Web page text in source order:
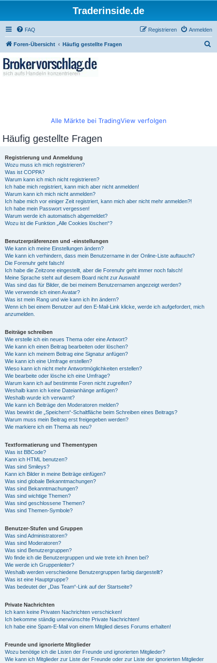
Traderinside.de
FAQ Anmelden
Registrieren
Foren-Übersicht Häufig gestellte Fragen
Alle Märkte bei TradingView verfolgen
Häufig gestellte Fragen
Registrierung und Anmeldung
Wozu muss ich mich registrieren?
Was ist COPPA?
Warum kann ich mich nicht registrieren?
Ich habe mich registriert, kann mich aber nicht anmelden!
Warum kann ich mich nicht anmelden?
Ich habe mich vor einiger Zeit registriert, kann mich aber nicht mehr anmelden?!
Ich habe mein Passwort vergessen!
Warum werde ich automatisch abgemeldet?
Wozu ist die Funktion „Alle Cookies löschen“?
Benutzerpräferenzen und -einstellungen
Wie kann ich meine Einstellungen ändern?
Wie kann ich verhindern, dass mein Benutzername in der Online-Liste auftaucht?
Die Forenuhr geht falsch!
Ich habe die Zeitzone eingestellt, aber die Forenuhr geht immer noch falsch!
Meine Sprache steht auf diesem Board nicht zur Auswahl!
Was sind das für Bilder, die bei meinem Benutzernamen angezeigt werden?
Wie verwende ich einen Avatar?
Was ist mein Rang und wie kann ich ihn ändern?
Wenn ich bei einem Benutzer auf den E-Mail-Link klicke, werde ich aufgefordert, mich
anzumelden.
Beiträge schreiben
Wie erstelle ich ein neues Thema oder eine Antwort?
Wie kann ich einen Beitrag bearbeiten oder löschen?
Wie kann ich meinem Beitrag eine Signatur anfügen?
Wie kann ich eine Umfrage erstellen?
Wieso kann ich nicht mehr Antwortmöglichkeiten erstellen?
Wie bearbeite oder lösche ich eine Umfrage?
Warum kann ich auf bestimmte Foren nicht zugreifen?
Weshalb kann ich keine Dateianhänge anfügen?
Weshalb wurde ich verwarnt?
Wie kann ich Beiträge den Moderatoren melden?
Was bewirkt die „Speichern“-Schaltfläche beim Schreiben eines Beitrags?
Warum muss mein Beitrag erst freigegeben werden?
Wie markiere ich ein Thema als neu?
Textformatierung und Thementypen
Was ist BBCode?
Kann ich HTML benutzen?
Was sind Smileys?
Kann ich Bilder in meine Beiträge einfügen?
Was sind globale Bekanntmachungen?
Was sind Bekanntmachungen?
Was sind wichtige Themen?
Was sind geschlossene Themen?
Was sind Themen-Symbole?
Benutzer-Stufen und Gruppen
Was sind Administratoren?
Was sind Moderatoren?
Was sind Benutzergruppen?
Wo finde ich die Benutzergruppen und wie trete ich ihnen bei?
Wie werde ich Gruppenleiter?
Weshalb werden verschiedene Benutzergruppen farbig dargestellt?
Was ist eine Hauptgruppe?
Was bedeutet der „Das Team“-Link auf der Startseite?
Private Nachrichten
Ich kann keine Privaten Nachrichten verschicken!
Ich bekomme ständig unerwünschte Private Nachrichten!
Ich habe eine Spam-E-Mail von einem Mitglied dieses Forums erhalten!
Freunde und ignorierte Mitglieder
Wozu benötige ich die Listen der Freunde und ignorierten Mitglieder?
Wie kann ich Mitglieder zur Liste der Freunde oder zur Liste der ignorierten Mitglieder